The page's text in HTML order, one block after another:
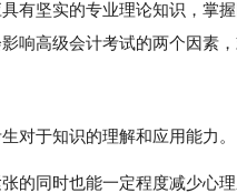
有坚实的专业理论知识，掌
响高级会计考试的两个因素，
对于知识的理解和应用能力。
的同时也能一定程度减少心理